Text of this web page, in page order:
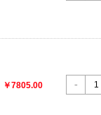
-
￥7805.00